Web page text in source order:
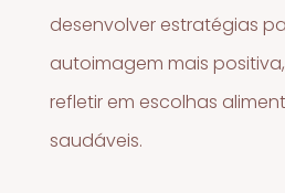
desenvolver estratégias
autoimagem mais
refletir em escolhas
saudáveis.